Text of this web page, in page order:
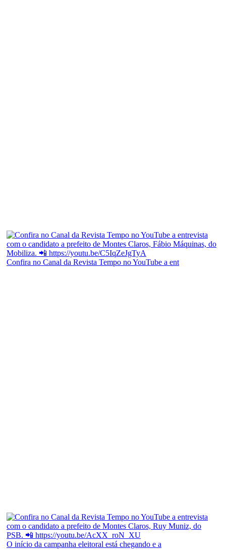
Confira no Canal da Revista Tempo no YouTube a ent
O início da campanha eleitoral está chegando e a